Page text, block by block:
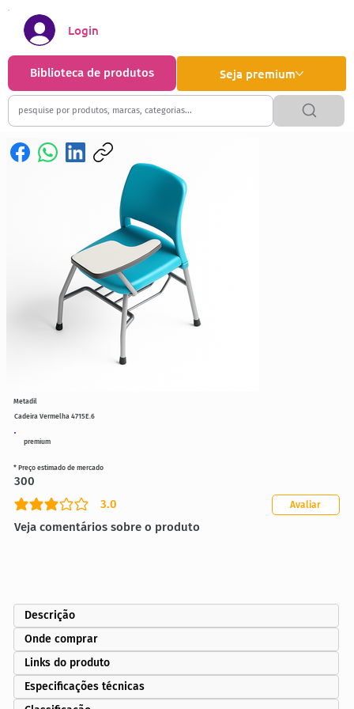
Seja premium
Biblioteca de produtos
Login
premium
Cadeira Vermelha 4715E.6
3.0
classificação média é 3 de 5
Veja comentários sobre o produto
Avaliar
* Preço estimado de mercado
300
Metadil
Descrição
Onde comprar
Links do produto
Especificações técnicas